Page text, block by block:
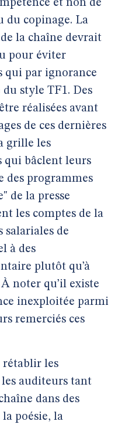
et non de
du copinage. La
la chaîne devrait
pour éviter
qui par ignorance
style TF1. Des
réalisées avant
de ces dernières
grille les
qui bâclent leurs
des programmes
de la presse
les comptes de la
salariales de
à des
plutôt qu’à
noter qu’il existe
inexploitée parmi
remerciés ces
rétablir les
auditeurs tant
dans des
poésie, la